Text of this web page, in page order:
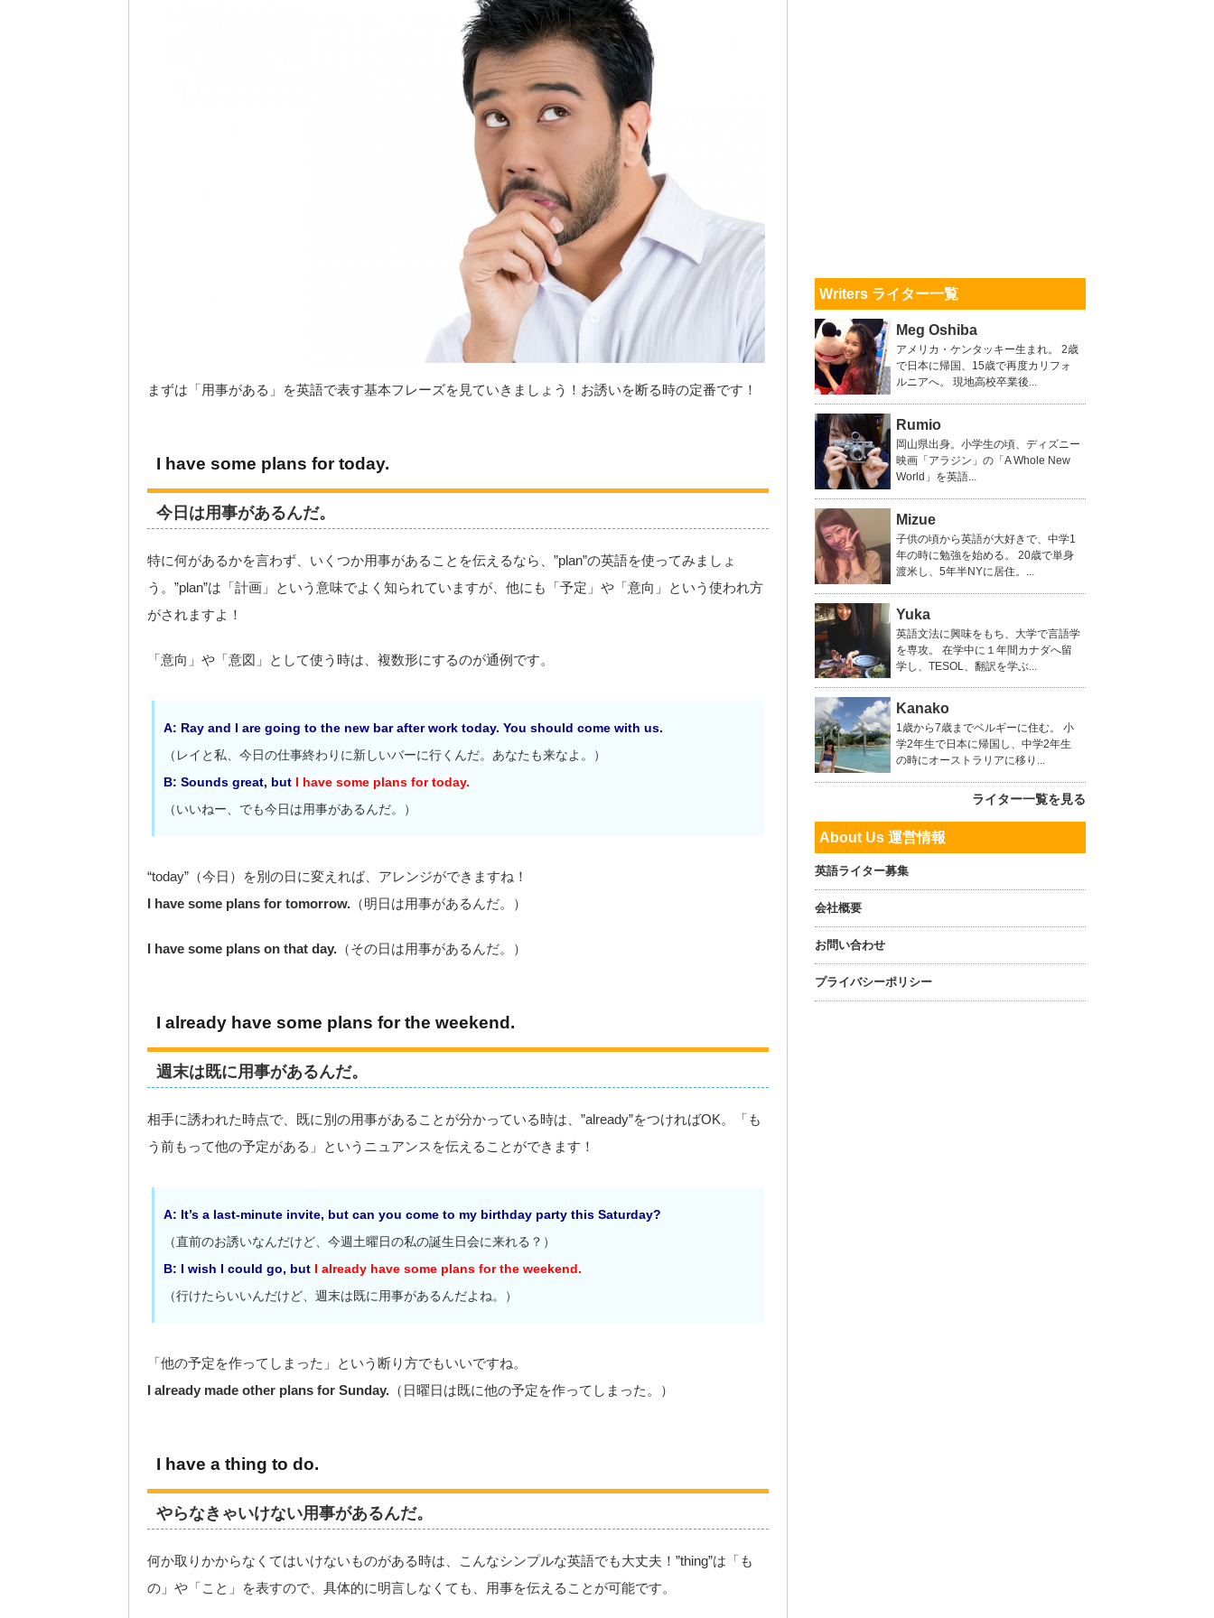
まずは「用事がある」を英語で表す基本フレーズを見ていきましょう！お誘いを断る時の定番です！
I have some plans for today.
今日は用事があるんだ。
特に何があるかを言わず、いくつか用事があることを伝えるなら、”plan”の英語を使ってみましょ
う。”plan”は「計画」という意味でよく知られていますが、他にも「予定」や「意向」という使われ方
がされますよ！
「意向」や「意図」として使う時は、複数形にするのが通例です。
A: Ray and I are going to the new bar after work today. You should come with us.
（レイと私、今日の仕事終わりに新しいバーに行くんだ。あなたも来なよ。）
B: Sounds great, but I have some plans for today.
（いいねー、でも今日は用事があるんだ。）
“today”（今日）を別の日に変えれば、アレンジができますね！
I have some plans for tomorrow. （明日は用事があるんだ。）
I have some plans on that day. （その日は用事があるんだ。）
I already have some plans for the weekend.
週末は既に用事があるんだ。
相手に誘われた時点で、既に別の用事があることが分かっている時は、”already”をつければOK。「も
う前もって他の予定がある」というニュアンスを伝えることができます！
A: It’s a last-minute invite, but can you come to my birthday party this Saturday?
（直前のお誘いなんだけど、今週土曜日の私の誕生日会に来れる？）
B: I wish I could go, but I already have some plans for the weekend.
（行けたらいいんだけど、週末は既に用事があるんだよね。）
「他の予定を作ってしまった」という断り方でもいいですね。
I already made other plans for Sunday. （日曜日は既に他の予定を作ってしまった。）
I have a thing to do.
やらなきゃいけない用事があるんだ。
何か取りかからなくてはいけないものがある時は、こんなシンプルな英語でも大丈夫！”thing”は「も
の」や「こと」を表すので、具体的に明言しなくても、用事を伝えることが可能です。
Writers ライター一覧
Meg Oshiba
アメリカ・ケンタッキー生まれ。 2歳
で日本に帰国、15歳で再度カリフォ
ルニアへ。 現地高校卒業後...
Rumio
岡山県出身。小学生の頃、ディズニー
映画「アラジン」の「A Whole New
World」を英語...
Mizue
子供の頃から英語が大好きで、中学1
年の時に勉強を始める。 20歳で単身
渡米し、5年半NYに居住。...
Yuka
英語文法に興味をもち、大学で言語学
を専攻。 在学中に１年間カナダへ留
学し、TESOL、翻訳を学ぶ...
Kanako
1歳から7歳までベルギーに住む。 小
学2年生で日本に帰国し、中学2年生
の時にオーストラリアに移り...
ライター一覧を見る
About Us 運営情報
英語ライター募集
会社概要
お問い合わせ
プライバシーポリシー